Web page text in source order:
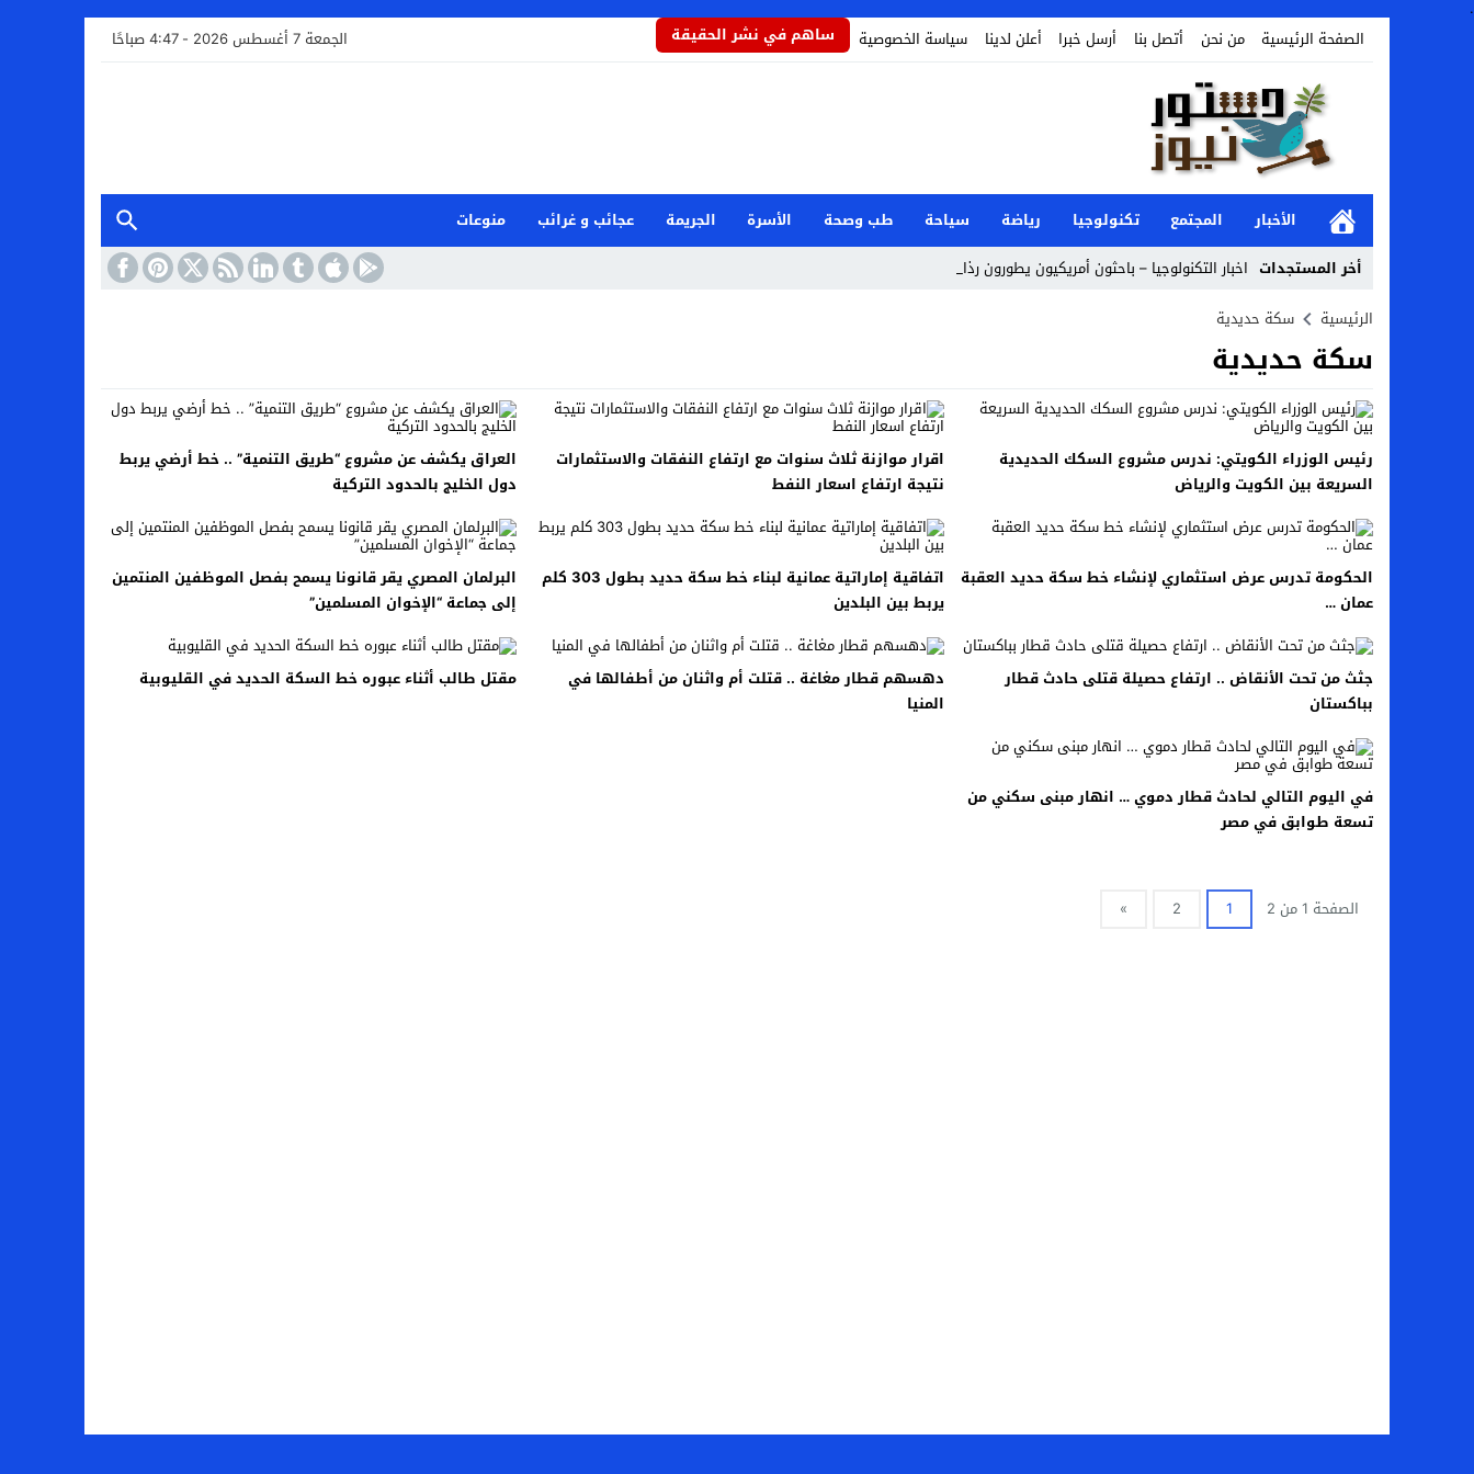
.
الصفحة الرئيسية
من نحن أتصل بنا أرسل خبرا أعلن لدينا سياسة الخصوصية ساهم في نشر الحقيقة الجمعة 7 أغسطس 2026 - 4:47 صباحًا
الأخبار المجتمع تكنولوجيا رياضة سياحة طب وصحة الأسرة الجريمة عجائب و غرائب
منوعات
أخر المستجدات اخبار التكنولوجيا – باحثون أمريكيون يطورون رذاذاً _
Stop
Previous
Next
الرئيسية سكة حديدية
سكة حديدية
رئيس الوزراء الكويتي: ندرس مشروع السكك الحديدية
السريعة بين الكويت والرياض
اقرار موازنة ثلاث سنوات مع ارتفاع النفقات والاستثمارات
نتيجة ارتفاع اسعار النفط
العراق يكشف عن مشروع “طريق التنمية” .. خط أرضي يربط
دول الخليج بالحدود التركية
الحكومة تدرس عرض استثماري لإنشاء خط سكة حديد العقبة
عمان …
اتفاقية إماراتية عمانية لبناء خط سكة حديد بطول 303 كلم
يربط بين البلدين
البرلمان المصري يقر قانونا يسمح بفصل الموظفين المنتمين
إلى جماعة “الإخوان المسلمين”
جثث من تحت الأنقاض .. ارتفاع حصيلة قتلى حادث قطار
بباكستان
دهسهم قطار مغاغة .. قتلت أم واثنان من أطفالها في
المنيا
مقتل طالب أثناء عبوره خط السكة الحديد في القليوبية
في اليوم التالي لحادث قطار دموي … انهار مبنى سكني من
تسعة طوابق في مصر
الصفحة 1 من 2 1
2
»